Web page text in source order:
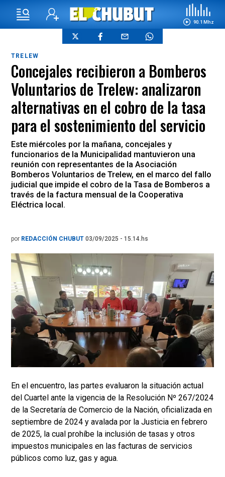
90.1 Mhz
TRELEW
Concejales recibieron a Bomberos
Voluntarios de Trelew: analizaron
alternativas en el cobro de la tasa
para el sostenimiento del servicio
Este miércoles por la mañana, concejales y
funcionarios de la Municipalidad mantuvieron una
reunión con representantes de la Asociación
Bomberos Voluntarios de Trelew, en el marco del fallo
judicial que impide el cobro de la Tasa de Bomberos a
través de la factura mensual de la Cooperativa
Eléctrica local.
por REDACCIÓN CHUBUT 03/09/2025 - 15.14.hs
En el encuentro, las partes evaluaron la situación actual
del Cuartel ante la vigencia de la Resolución Nº 267/2024
de la Secretaría de Comercio de la Nación, oficializada en
septiembre de 2024 y avalada por la Justicia en febrero
de 2025, la cual prohíbe la inclusión de tasas y otros
impuestos municipales en las facturas de servicios
públicos como luz, gas y agua.